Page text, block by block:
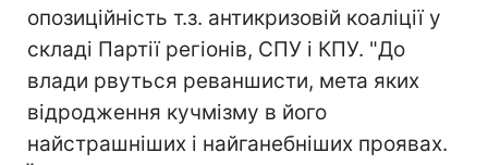
опозиційність т.з. антикризовій коаліції у
складі Партії регіонів, СПУ і КПУ. "До
влади рвуться реваншисти, мета яких
відродження кучмізму в його
найстрашніших і найганебніших проявах.